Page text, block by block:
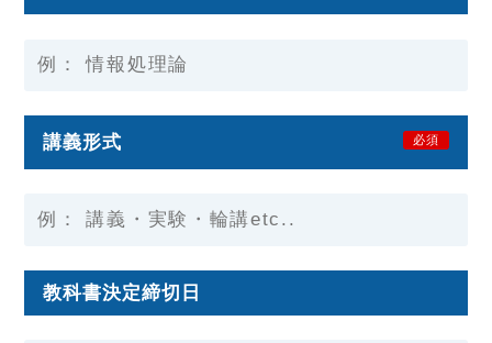
講義形式 必須
教科書決定締切日